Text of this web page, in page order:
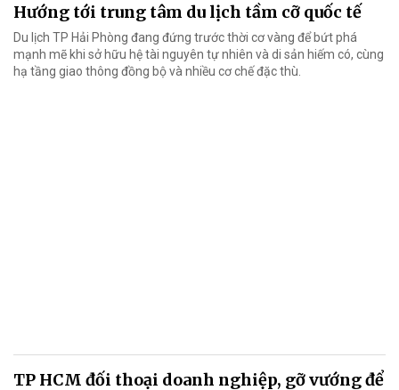
Hướng tới trung tâm du lịch tầm cỡ quốc tế
Du lịch TP Hải Phòng đang đứng trước thời cơ vàng để bứt phá
mạnh mẽ khi sở hữu hệ tài nguyên tự nhiên và di sản hiếm có, cùng
hạ tầng giao thông đồng bộ và nhiều cơ chế đặc thù.
TP HCM đối thoại doanh nghiệp, gỡ vướng để